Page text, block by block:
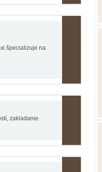
špecializuje na
zakladanie